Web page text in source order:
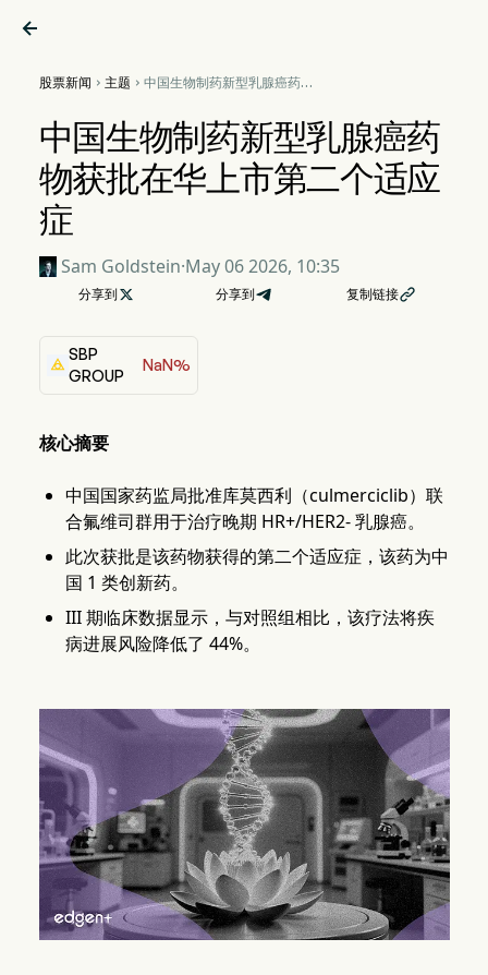

股票新闻  主题  中国生物制药新型乳腺癌药物
中国生物制药新型乳腺癌药
物获批在华上市第二个适应
症
Sam Goldstein·May 06 2026, 10:35
分享到  分享到 复制链接
SBP
GROUP
NaN%
核心摘要
中国国家药监局批准库莫西利（culmerciclib）联
合氟维司群用于治疗晚期 HR+/HER2- 乳腺癌。
此次获批是该药物获得的第二个适应症，该药为中
国 1 类创新药。
III 期临床数据显示，与对照组相比，该疗法将疾
病进展风险降低了 44%。